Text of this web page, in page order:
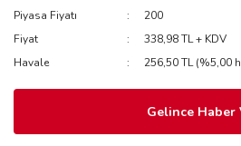
Piyasa Fiyatı
200
Fiyat
338,98 TL + KDV
Havale
256,50 TL (%5,00
Gelince Haber